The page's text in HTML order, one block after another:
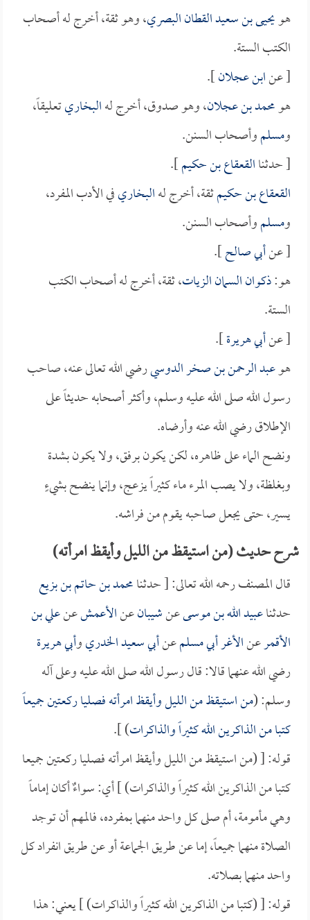
هويحيى بن سعيد القطان البصري، وهو ثقة، أخرج له أصحاب
الكتب الستة.
[ عنابن عجلان].
هومحمد بن عجلان، وهو صدوق، أخرج لهالبخاريتعليقاً،
ومسلموأصحاب السنن.
[ حدثناالقعقاع بن حكيم].
القعقاع بن حكيمثقة، أخرج لهالبخاريفي الأدب المفرد،
ومسلموأصحاب السنن.
[ عنأبي صالح].
هو:ذكوان السمان الزيات، ثقة، أخرج له أصحاب الكتب
الستة.
[ عنأبي هريرة].
هوعبد الرحمن بن صخر الدوسيرضي الله تعالى عنه، صاحب
رسول الله صلى الله عليه وسلم، وأكثر أصحابه حديثاً على
الإطلاق رضي الله عنه وأرضاه.
ونضح الماء على ظاهره، لكن يكون برفق، ولا يكون بشدة
وبغلظة، ولا يصب المرء ماء كثيراً يزعج، وإنما ينضح بشيءٍ
يسير، حتى يجعل صاحبه يقوم من فراشه.
شرح حديث (من استيقظ من الليل وأيقظ امرأته)
قال المصنف رحمه الله تعالى: [ حدثنامحمد بن حاتم بن بزيع
حدثناعبيد الله بن موسىعنشيبانعنالأعمشعنعلي بن
الأقمرعنالأغر أبي مسلمعنأبي سعيد الخدريوأبي هريرة
رضي الله عنهما قالا: قال رسول الله صلى الله عليه وعلى آله
وسلم: (من استيقظ من الليل وأيقظ امرأته فصليا ركعتين جميعاً
كتبا من الذاكرين الله كثيراً والذاكرات) ].
قوله: [ (من استيقظ من الليل وأيقظ امرأته فصليا ركعتين جميعا
كتبا من الذاكرين الله كثيراً والذاكرات) ] أي: سواءٌ أكان إماماً
وهي مأمومة، أم صلى كل واحد منهما بمفرده، فالمهم أن توجد
الصلاة منهما جميعاً، إما عن طريق الجماعة أو عن طريق انفراد كل
واحد منهما بصلاته.
قوله: [ (كتبا من الذاكرين الله كثيراً والذاكرات) ] يعني: هذا